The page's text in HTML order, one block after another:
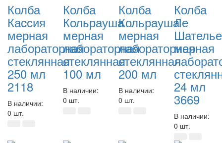
Колба
Кассия
мерная
лабораторная
стеклянная
250 мл
2118
В наличии:
0 шт.
Колба
Кольрауша
мерная
лабораторная
стеклянная
100 мл
В наличии:
0 шт.
Колба
Кольрауша
мерная
лабораторная
стеклянная
200 мл
В наличии:
0 шт.
Колба
Ле
Шателье
мерная
24 мл
3669
В наличии:
0 шт.